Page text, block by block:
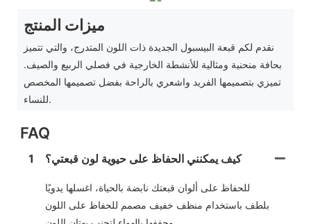
ميزات المنتج
نقدم لكم قبعة البيسبول الجديدة ذات اللون المتدرج، والتي تتميز
بحافة منحنية ومثالية للأنشطة الخارجية في فصلي الربيع والصيف.
تميزي بتصميمها الفريد واشعري بالراحة بفضل تصميمها المخصص
للنساء.
FAQ
1 كيف يمكنني الحفاظ على حيوية لون قبعتي؟
للحفاظ على ألوان قبعتك نابضة بالحياة، اغسلها يدويًا
بلطف باستخدام منظف خفيف مصمم للحفاظ على اللون